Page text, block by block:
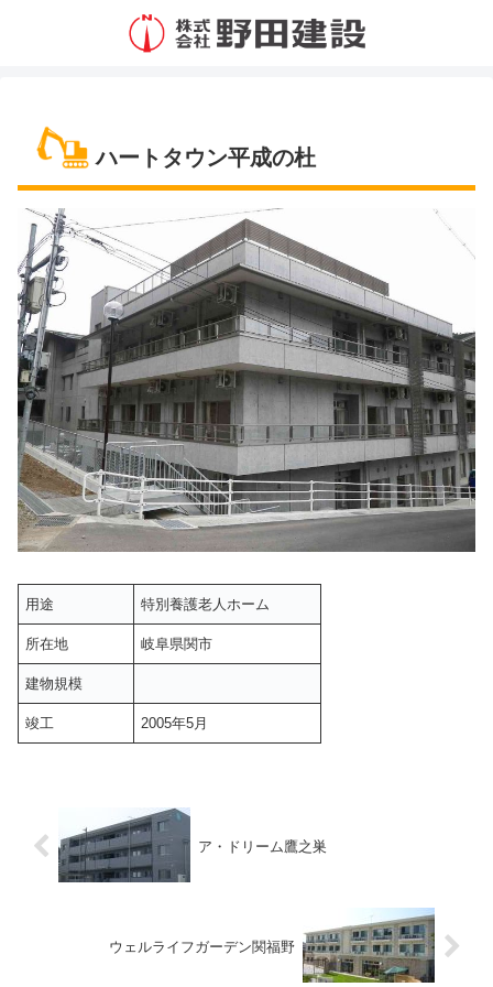
ハートタウン平成の杜
用途 特別養護老人ホーム
所在地 岐阜県関市
建物規模
竣工 2005年5月
ア・ドリーム鷹之巣
ウェルライフガーデン関福野